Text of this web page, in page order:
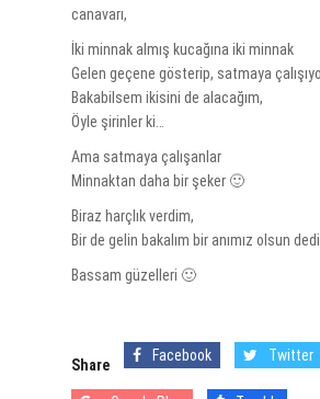
canavarı,
İki minnak almış kucağına iki minnak
Gelen geçene gösterip, satmaya
Bakabilsem ikisini de alacağım,
Öyle şirinler ki…
Ama satmaya çalışanlar
Minnaktan daha bir şeker 🙂
Biraz harçlık verdim,
Bir de gelin bakalım bir anımız olsun
Bassam güzelleri 🙂
Share
Facebook Twitter